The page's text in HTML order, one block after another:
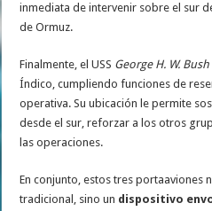
inmediata de intervenir sobre el sur
de Ormuz.
Finalmente, el USS George H. W. Bush
Índico, cumpliendo funciones de
operativa. Su ubicación le permite
desde el sur, reforzar a los otros
las operaciones.
En conjunto, estos tres portaaviones
tradicional, sino un dispositivo